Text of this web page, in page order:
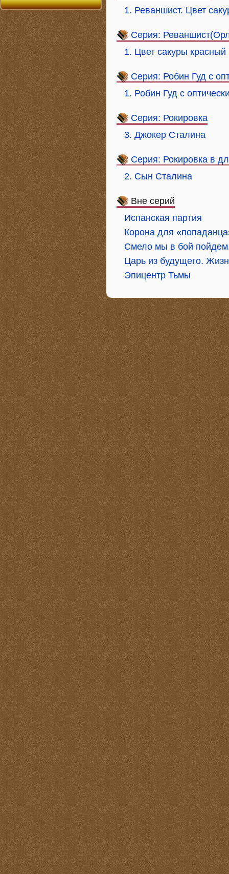
1. Реваншист. Цвет
Серия:
1. Цвет сакуры красный
Серия: Робин Гуд с
1. Робин Гуд с
Серия: Рокировка
3. Джокер Сталина
Серия: Рокировка в
2. Сын Сталина
Вне серий
Испанская партия
Корона для
Смело мы в бой
Царь из будущего.
Эпицентр Тьмы